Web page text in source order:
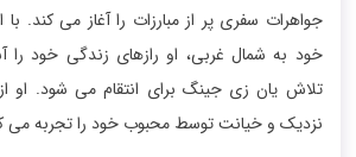
جواهرات سفری پر از مبارزات را آغاز می کند.
خود به شمال غربی، او رازهای زندگی خود را
تلاش یان زی جینگ برای انتقام می شود. او
نزدیک و خیانت توسط محبوب خود را تجربه می